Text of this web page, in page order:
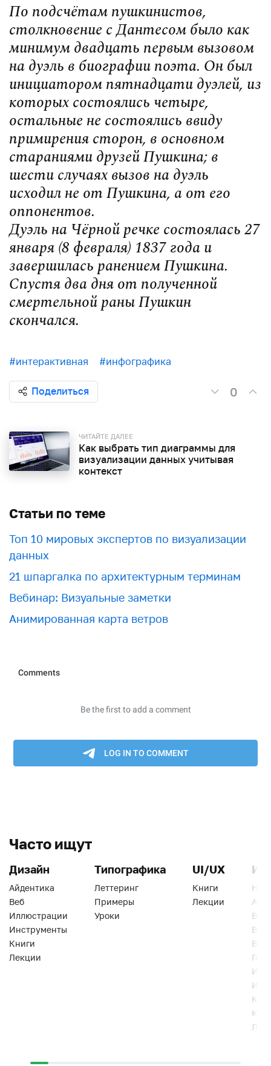
По подсчётам пушкинистов,
столкновение с Дантесом было как
минимум двадцать первым вызовом
на дуэль в биографии поэта. Он был
инициатором пятнадцати дуэлей, из
которых состоялись четыре,
остальные не состоялись ввиду
примирения сторон, в основном
стараниями друзей Пушкина; в
шести случаях вызов на дуэль
исходил не от Пушкина, а от его
оппонентов.
Дуэль на Чёрной речке состоялась 27
января (8 февраля) 1837 года и
завершилась ранением Пушкина.
Спустя два дня от полученной
смертельной раны Пушкин
скончался.
#интерактивная #инфографика
Поделиться 0
ЧИТАЙТЕ ДАЛЕЕ
Как выбрать тип диаграммы для
визуализации данных учитывая
контекст
Статьи по теме
Топ 10 мировых экспертов по визуализации
данных
21 шпаргалка по архитектурным терминам
Вебинар: Визуальные заметки
Анимированная карта ветров
Часто ищут
Дизайн
Айдентика
Веб
Иллюстрации
Инструменты
Книги
Лекции
Типографика
Леттеринг
Примеры
Уроки
UI/UX
Книги
Лекции
Веб